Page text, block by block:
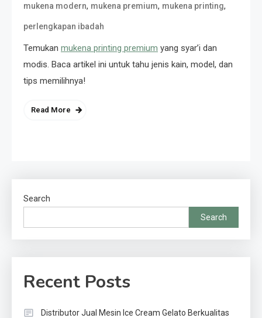
mukena modern, mukena premium, mukena printing,
perlengkapan ibadah
Temukan mukena printing premium yang syar’i dan
modis. Baca artikel ini untuk tahu jenis kain, model, dan
tips memilihnya!
Read More
Search
Search
Recent Posts
Distributor Jual Mesin Ice Cream Gelato Berkualitas